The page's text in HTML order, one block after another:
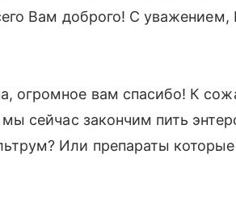
Вам доброго! С уважением,
огромное вам спасибо! К
мы сейчас закончим пить
Или препараты